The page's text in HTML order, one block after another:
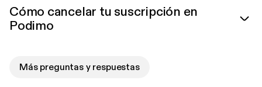
Cómo cancelar tu suscripción en
Podimo
Más preguntas y respuestas